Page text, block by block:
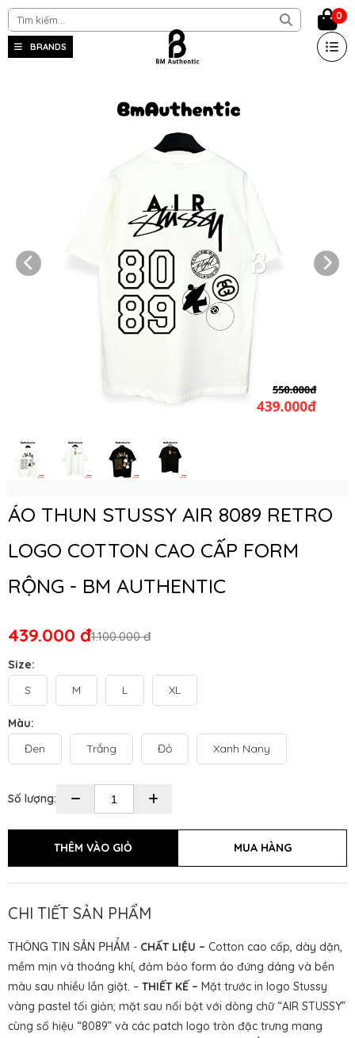
BRANDS
0
ÁO THUN STUSSY AIR 8089 RETRO
LOGO COTTON CAO CẤP FORM
RỘNG - BM AUTHENTIC
1.100.000 đ
439.000 đ
Size:
S
M L XL
Màu:
Đen
Trắng Đỏ Xanh Nany
Số lượng:
CHI TIẾT SẢN PHẨM
THÔNG TIN SẢN PHẨM - CHẤT LIỆU – Cotton cao cấp, dày dặn,
mềm mịn và thoáng khí, đảm bảo form áo đứng dáng và bền
màu sau nhiều lần giặt. – THIẾT KẾ – Mặt trước in logo Stussy
vàng pastel tối giản; mặt sau nổi bật với dòng chữ “AIR STUSSY”
cùng số hiệu “8089” và các patch logo tròn đặc trưng mang